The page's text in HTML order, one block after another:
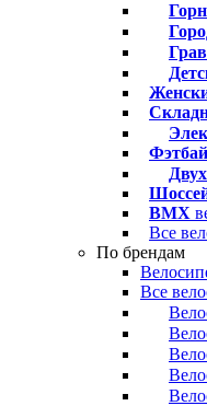
BMX
Все
По брендам
Все